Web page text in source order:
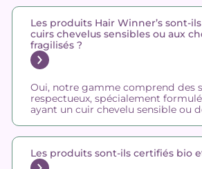
Les produits Hair Winner’s sont-
cuirs chevelus sensibles ou aux
fragilisés ?
Oui, notre gamme comprend des
respectueux, spécialement
ayant un cuir chevelu sensible ou
Les produits sont-ils certifiés bio